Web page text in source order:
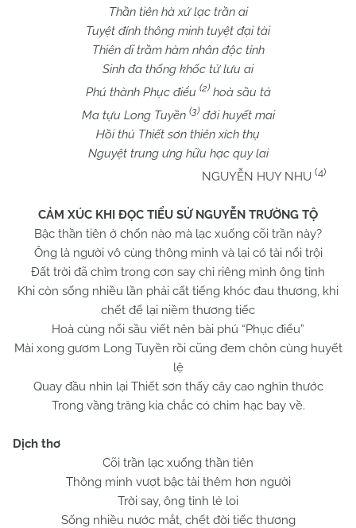
Thần tiên hà xứ lạc trần ai
Tuyệt đính thông minh tuyệt đại tài
Thiên dĩ trầm hàm nhân độc tỉnh
Sinh đa thống khốc tử lưu ai
Phú thành Phục điểu (2)hoà sầu tả
Ma tựu Long Tuyền (3)đới huyết mai
Hồi thủ Thiết sơn thiên xích thụ
Nguyệt trung ưng hữu hạc quy lai
NGUYỄN HUY NHU (4)
CẢM XÚC KHI ĐỌC TIỂU SỬ NGUYỄN TRƯỜNG TỘ
Bậc thần tiên ở chốn nào mà lạc xuống cõi trần này?
Ông là người vô cùng thông minh và lại có tài nổi trội
Đất trời đã chìm trong cơn say chỉ riêng mình ông tỉnh
Khi còn sống nhiều lần phải cất tiếng khóc đau thương, khi
chết để lại niềm thương tiếc
Hoà cùng nổi sầu viết nên bài phú “Phục điểu”
Mài xong gươm Long Tuyền rồi cũng đem chôn cùng huyết
lệ
Quay đầu nhìn lại Thiết sơn thấy cây cao nghìn thước
Trong vầng trăng kia chắc có chim hạc bay về.
Dịch thơ
Cõi trần lạc xuống thần tiên
Thông minh vượt bậc tài thêm hơn người
Trời say, ông tỉnh lẻ loi
Sống nhiều nước mắt, chết đời tiếc thương